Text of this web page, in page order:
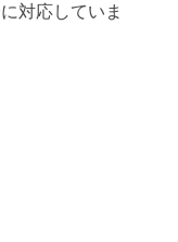
対応していま